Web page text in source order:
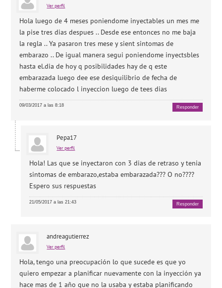
Ver perfil
Hola luego de 4 meses poniendome inyectables un mes me
la pise tres dias despues .. Desde ese entonces no me baja
la regla .. Ya pasaron tres mese y sient sintomas de
embarazo .. De igual manera segui poniendome inyectsbles
hasta el.dia de hoy q posibilidades hay de q este
embarazada luego dee ese desiquilibrio de fecha de
haberme colocado l inyeccion luego de tees dias
09/03/2017 a las 8:18 Responder
Pepa17
Ver perfil
Hola! Las que se inyectaron con 3 dias de retraso y tenia
sintomas de embarazo,estaba embarazada??? O no????
Espero sus respuestas
21/05/2017 a las 21:43 Responder
andreagutierrez
Ver perfil
Hola, tengo una preocupación lo que sucede es que yo
quiero empezar a planificar nuevamente con la inyección ya
hace mas de 1 año que no la usaba y estaba planificando